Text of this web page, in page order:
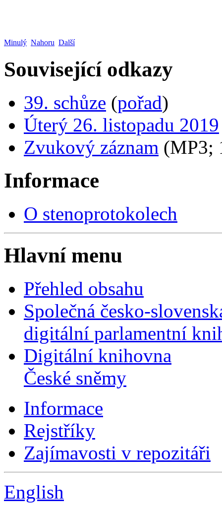
Minulý Nahoru Další
Související odkazy
39. schůze (pořad)
Úterý 26. listopadu 2019
Zvukový záznam (MP3;
Informace
O stenoprotokolech
Hlavní menu
Přehled obsahu
Společná česko-
digitální parlamentní
Digitální knihovna
České sněmy
Informace
Rejstříky
Zajímavosti v repozitáři
English